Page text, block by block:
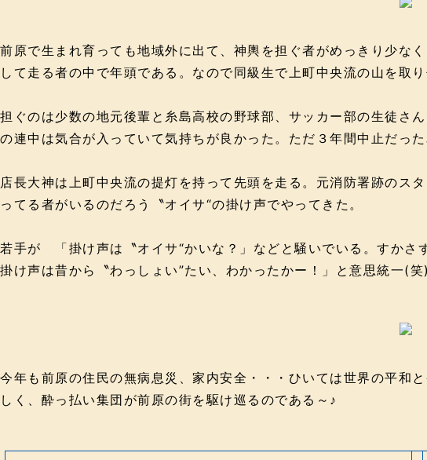
前原で生まれ育っても地域外に出て、神輿を担ぐ者がめっきり少な
して走る者の中で年頭である。なので同級生で上町中央流の山を取
担ぐのは少数の地元後輩と糸島高校の野球部、サッカー部の生徒さ
の連中は気合が入っていて気持ちが良かった。ただ３年間中止だっ
店長大神は上町中央流の提灯を持って先頭を走る。元消防署跡のス
ってる者がいるのだろう〝オイサ“の掛け声でやってきた。
若手が 「掛け声は〝オイサ“かいな？」などと騒いでいる。すか
掛け声は昔から〝わっしょい”たい、わかったかー！」と意思統一(
今年も前原の住民の無病息災、家内安全・・・ひいては世界の平和
しく、酔っ払い集団が前原の街を駆け巡るのである～♪